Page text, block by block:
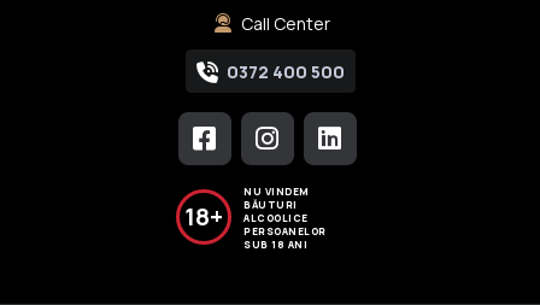
Call Center
0372 400 500
18+
NU VINDEM
BĂUTURI
ALCOOLICE
PERSOANELOR
SUB 18 ANI